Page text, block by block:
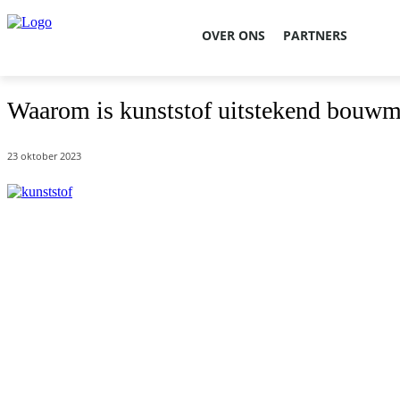
OVER ONS PARTNERS
Waarom is kunststof uitstekend
23 oktober 2023